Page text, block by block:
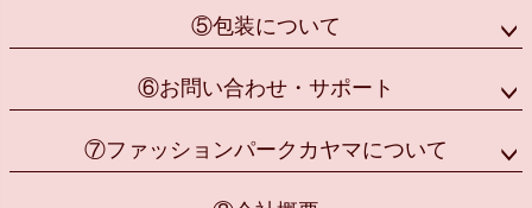
⑤包装について
⑥お問い合わせ・サポート
⑦ファッションパークカヤマについて